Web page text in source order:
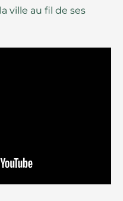
ville au fil de ses